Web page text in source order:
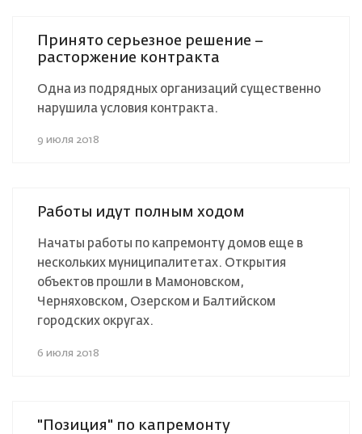
Принято серьезное решение –
расторжение контракта
Одна из подрядных организаций существенно
нарушила условия контракта.
9 июля 2018
Работы идут полным ходом
Начаты работы по капремонту домов еще в
нескольких муниципалитетах. Открытия
объектов прошли в Мамоновском,
Черняховском, Озерском и Балтийском
городских округах.
6 июля 2018
"Позиция" по капремонту